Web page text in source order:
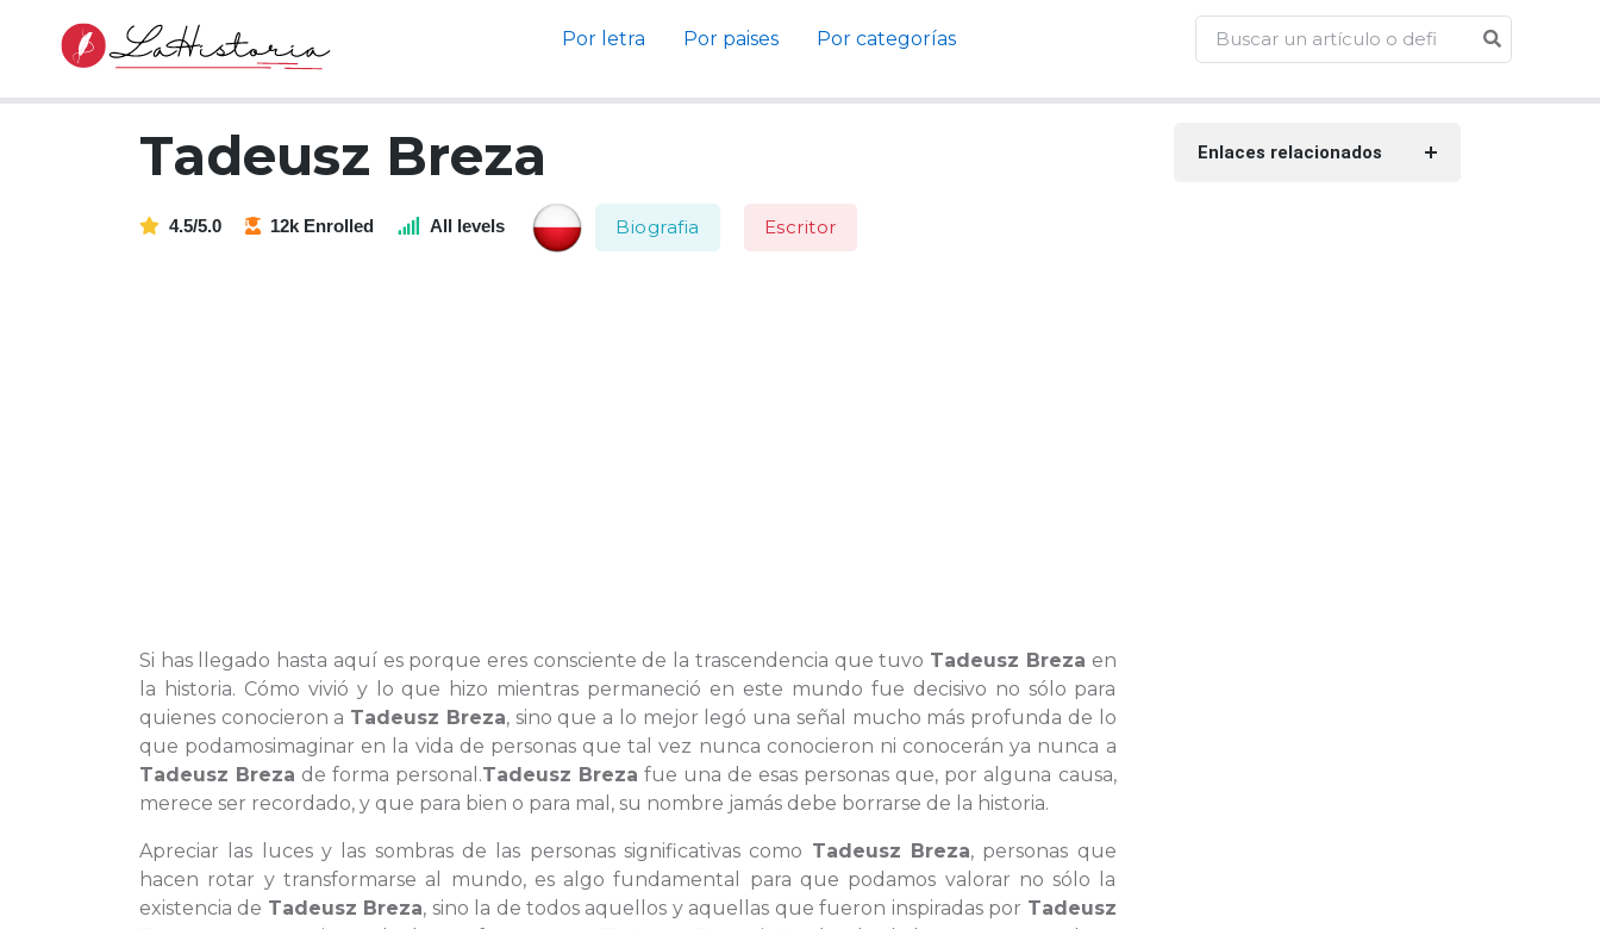
Por letra Por paises Por categorías
Tadeusz Breza
4.5/5.0 12k Enrolled All levels Biografia Escritor
Si has llegado hasta aquí es porque eres consciente de la trascendencia que tuvo Tadeusz Breza en
la historia. Cómo vivió y lo que hizo mientras permaneció en este mundo fue decisivo no sólo para
quienes conocieron a Tadeusz Breza, sino que a lo mejor legó una señal mucho más profunda de lo
que podamosimaginar en la vida de personas que tal vez nunca conocieron ni conocerán ya nunca a
Tadeusz Breza de forma personal.Tadeusz Breza fue una de esas personas que, por alguna causa,
merece ser recordado, y que para bien o para mal, su nombre jamás debe borrarse de la historia.
Apreciar las luces y las sombras de las personas significativas como Tadeusz Breza, personas que
hacen rotar y transformarse al mundo, es algo fundamental para que podamos valorar no sólo la
existencia de Tadeusz Breza, sino la de todos aquellos y aquellas que fueron inspiradas por Tadeusz
Enlaces relacionados